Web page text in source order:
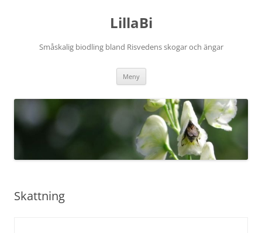
LillaBi
Småskalig biodling bland Risvedens skogar och ängar
Meny
Skattning